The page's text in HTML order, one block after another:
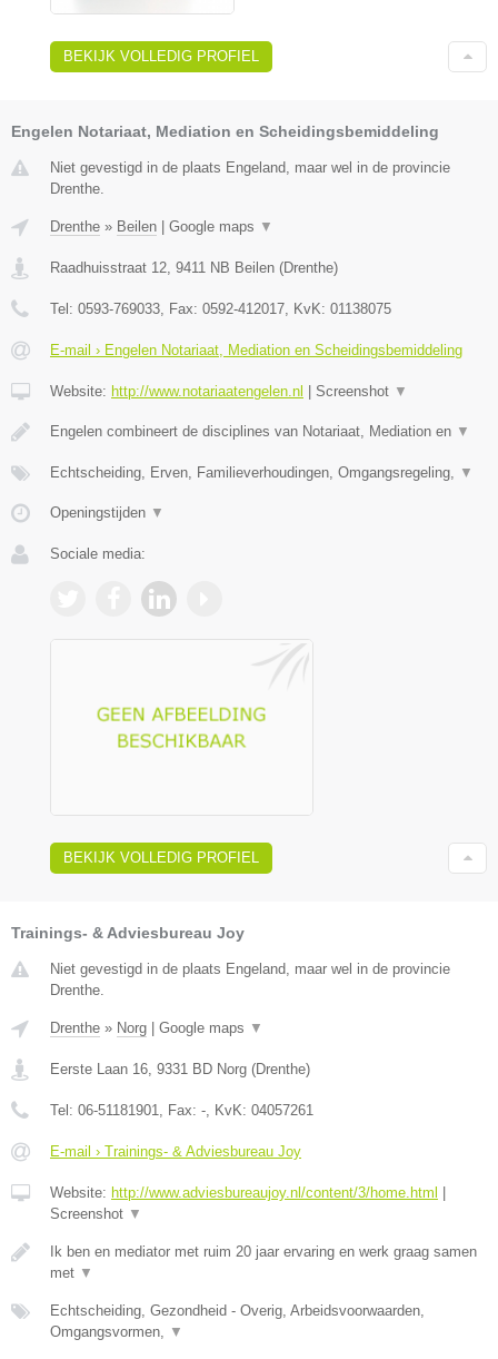
BEKIJK VOLLEDIG PROFIEL
Engelen Notariaat, Mediation en Scheidingsbemiddeling
Niet gevestigd in de plaats Engeland, maar wel in de provincie
Drenthe.
Drenthe » Beilen Google maps ▼
Raadhuisstraat 12, 9411 NB Beilen (Drenthe)
Tel: 0593-769033, Fax: 0592-412017, KvK: 01138075
E-mail › Engelen Notariaat, Mediation en Scheidingsbemiddeling
Website: http://www.notariaatengelen.nl Screenshot ▼
Engelen combineert de disciplines van Notariaat, Mediation en ▼
Echtscheiding, Erven, Familieverhoudingen, Omgangsregeling, ▼
Openingstijden ▼
Sociale media:
BEKIJK VOLLEDIG PROFIEL
Trainings- & Adviesbureau Joy
Niet gevestigd in de plaats Engeland, maar wel in de provincie
Drenthe.
Drenthe » Norg Google maps ▼
Eerste Laan 16 9331 BD Norg (Drenthe)
Tel: 06-51181901 , Fax: - , KvK: 04057261
E-mail › Trainings- & Adviesbureau Joy
Website: http://www.adviesbureaujoy.nl/content/3/home.html
Screenshot ▼
Ik ben en mediator met ruim 20 jaar ervaring en werk graag samen
met ▼
Echtscheiding, Gezondheid - Overig, Arbeidsvoorwaarden,
Omgangsvormen,
▼